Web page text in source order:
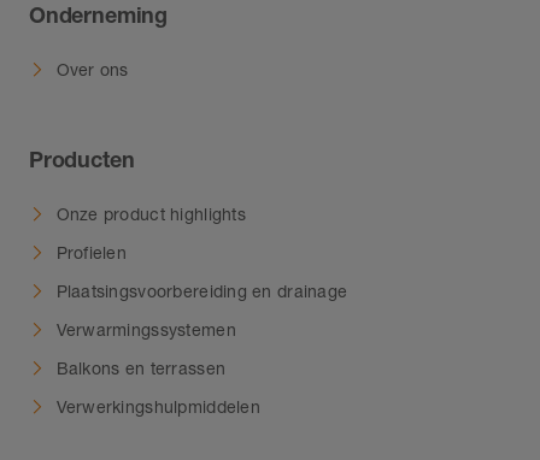
Onderneming
Over ons
Producten
Onze product highlights
Profielen
Plaatsingsvoorbereiding en drainage
Verwarmingssystemen
Balkons en terrassen
Verwerkingshulpmiddelen